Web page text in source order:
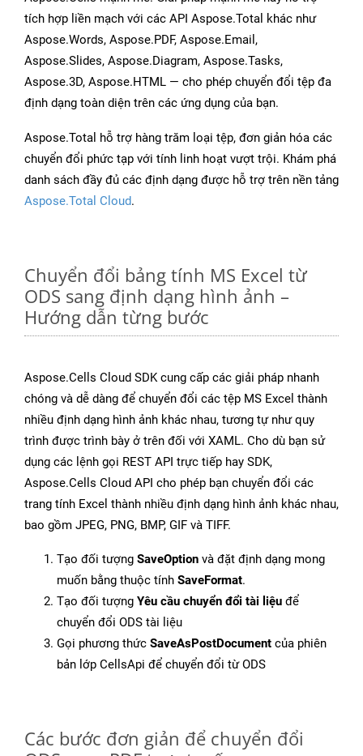
tích hợp liền mạch với các API Aspose.Total khác như
Aspose.Words, Aspose.PDF, Aspose.Email,
Aspose.Slides, Aspose.Diagram, Aspose.Tasks,
Aspose.3D, Aspose.HTML — cho phép chuyển đổi tệp đa
định dạng toàn diện trên các ứng dụng của bạn.
Aspose.Total hỗ trợ hàng trăm loại tệp, đơn giản hóa các
chuyển đổi phức tạp với tính linh hoạt vượt trội. Khám phá
danh sách đầy đủ các định dạng được hỗ trợ trên nền tảng
Aspose.Total Cloud.
Chuyển đổi bảng tính MS Excel từ
ODS sang định dạng hình ảnh –
Hướng dẫn từng bước
Aspose.Cells Cloud SDK cung cấp các giải pháp nhanh
chóng và dễ dàng để chuyển đổi các tệp MS Excel thành
nhiều định dạng hình ảnh khác nhau, tương tự như quy
trình được trình bày ở trên đối với XAML. Cho dù bạn sử
dụng các lệnh gọi REST API trực tiếp hay SDK,
Aspose.Cells Cloud API cho phép bạn chuyển đổi các
trang tính Excel thành nhiều định dạng hình ảnh khác nhau,
bao gồm JPEG, PNG, BMP, GIF và TIFF.
Tạo đối tượng SaveOption và đặt định dạng mong
muốn bằng thuộc tính SaveFormat.
Tạo đối tượng Yêu cầu chuyển đổi tài liệu để
chuyển đổi ODS tài liệu
Gọi phương thức SaveAsPostDocument của phiên
bản lớp CellsApi để chuyển đổi từ ODS
Các bước đơn giản để chuyển đổi